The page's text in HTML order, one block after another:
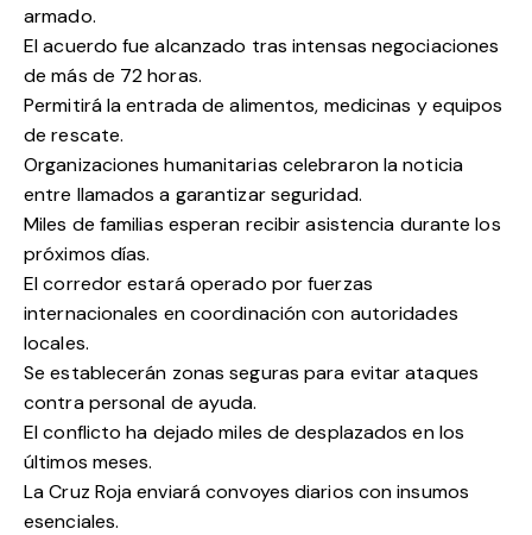
armado.
El acuerdo fue alcanzado tras intensas negociaciones
de más de 72 horas.
Permitirá la entrada de alimentos, medicinas y equipos
de rescate.
Organizaciones humanitarias celebraron la noticia
entre llamados a garantizar seguridad.
Miles de familias esperan recibir asistencia durante los
próximos días.
El corredor estará operado por fuerzas
internacionales en coordinación con autoridades
locales.
Se establecerán zonas seguras para evitar ataques
contra personal de ayuda.
El conflicto ha dejado miles de desplazados en los
últimos meses.
La Cruz Roja enviará convoyes diarios con insumos
esenciales.